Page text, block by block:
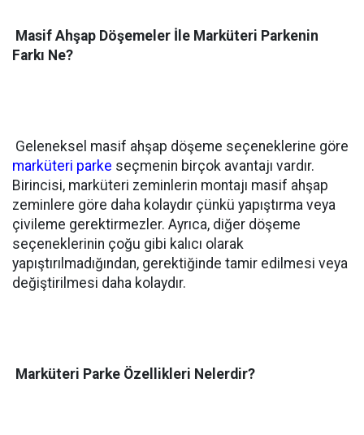
Masif Ahşap Döşemeler İle Marküteri Parkenin
Farkı Ne?
Geleneksel masif ahşap döşeme seçeneklerine göre
marküteri parke seçmenin birçok avantajı vardır.
Birincisi, marküteri zeminlerin montajı masif ahşap
zeminlere göre daha kolaydır çünkü yapıştırma veya
çivileme gerektirmezler. Ayrıca, diğer döşeme
seçeneklerinin çoğu gibi kalıcı olarak
yapıştırılmadığından, gerektiğinde tamir edilmesi veya
değiştirilmesi daha kolaydır.
Marküteri Parke Özellikleri Nelerdir?